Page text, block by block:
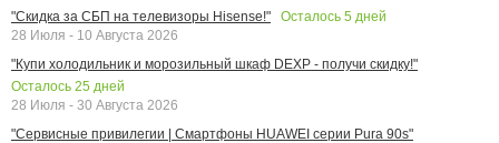
"Скидка за СБП на телевизоры Hisense!"
Осталось 5 дней
28 Июля - 10 Августа 2026
"Купи холодильник и морозильный шкаф DEXP - получи скидку!"
Осталось 25 дней
28 Июля - 30 Августа 2026
"Сервисные привилегии | Смартфоны HUAWEI серии Pura 90s"